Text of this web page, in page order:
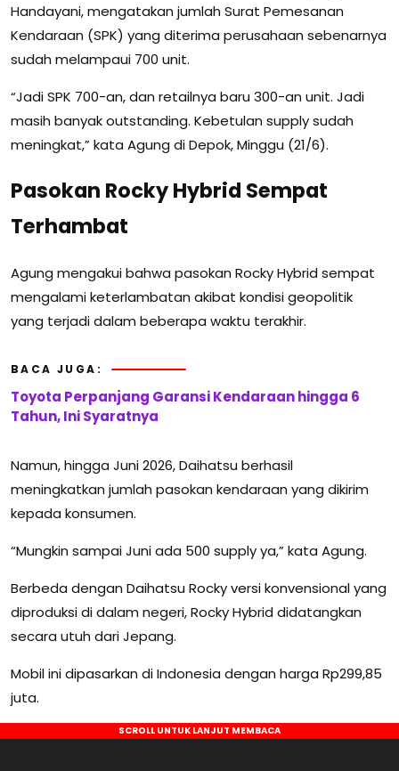
Handayani, mengatakan jumlah Surat Pemesanan
Kendaraan (SPK) yang diterima perusahaan sebenarnya
sudah melampaui 700 unit.
“Jadi SPK 700-an, dan retailnya baru 300-an unit. Jadi
masih banyak outstanding. Kebetulan supply sudah
meningkat,” kata Agung di Depok, Minggu (21/6).
Pasokan Rocky Hybrid Sempat
Terhambat
Agung mengakui bahwa pasokan Rocky Hybrid sempat
mengalami keterlambatan akibat kondisi geopolitik
yang terjadi dalam beberapa waktu terakhir.
BACA JUGA:
Toyota Perpanjang Garansi Kendaraan hingga 6
Tahun, Ini Syaratnya
Namun, hingga Juni 2026, Daihatsu berhasil
meningkatkan jumlah pasokan kendaraan yang dikirim
kepada konsumen.
“Mungkin sampai Juni ada 500 supply ya,” kata Agung.
Berbeda dengan Daihatsu Rocky versi konvensional yang
diproduksi di dalam negeri, Rocky Hybrid didatangkan
secara utuh dari Jepang.
Mobil ini dipasarkan di Indonesia dengan harga Rp299,85
juta.